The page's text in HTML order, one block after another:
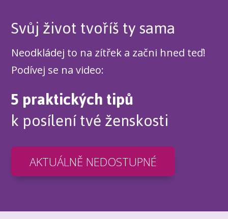
Svůj život tvoříš ty sama
Neodkládej to na zítřek a začni hned teď!
Podívej se na video:
5 praktických tipů
k posílení tvé ženskosti
AKTUÁLNĚ NEDOSTUPNÉ